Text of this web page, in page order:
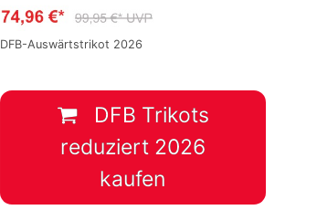
DFB-Auswärtstrikot 2026
DFB Trikots
reduziert 2026
kaufen